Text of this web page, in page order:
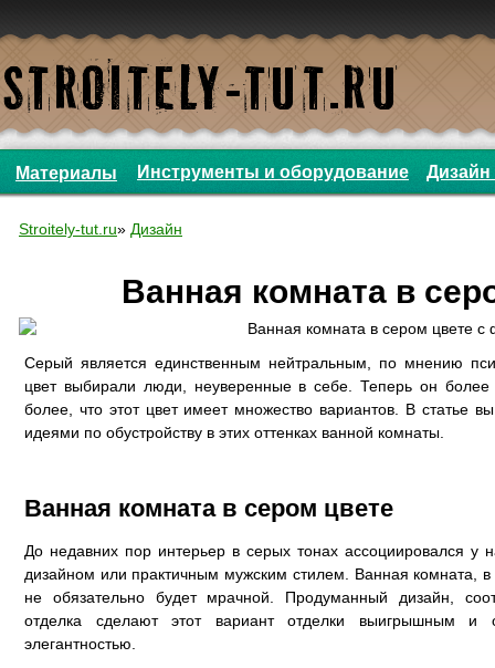
Материалы Инструменты и оборудование Дизайн
Stroitely-tut.ru» Дизайн
Ванная комната в
Серый является единственным нейтральным, по мнению
цвет выбирали люди, неуверенные в себе. Теперь он
более, что этот цвет имеет множество вариантов. В статье
идеями по обустройству в этих оттенках ванной комнаты.
Ванная комната в сером цвете
До недавних пор интерьер в серых тонах ассоциировался
дизайном или практичным мужским стилем. Ванная комната, в
не обязательно будет мрачной. Продуманный дизайн,
отделка сделают этот вариант отделки выигрышным и
элегантностью.